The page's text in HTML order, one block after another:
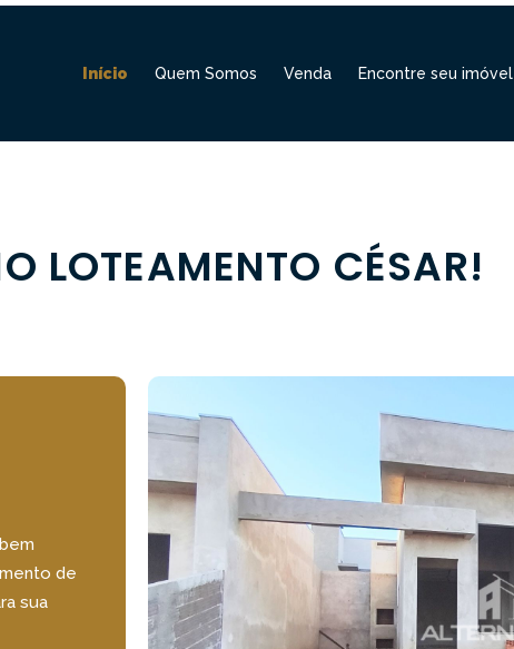
Início Quem Somos Venda Encontre seu imóvel
LOTEAMENTO CÉSAR!
de
sua